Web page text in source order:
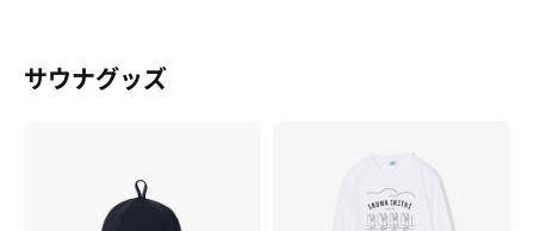
サウナグッズ